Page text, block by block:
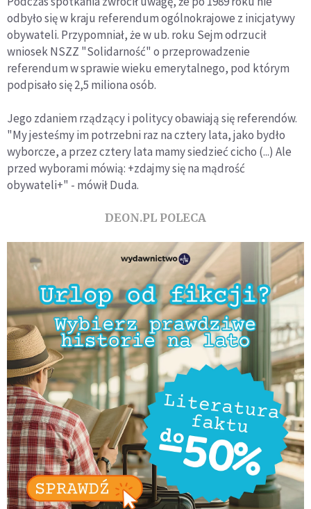
odbyło się w kraju referendum ogólnokrajowe z inicjatywy
obywateli. Przypomniał, że w ub. roku Sejm odrzucił
wniosek NSZZ "Solidarność" o przeprowadzenie
referendum w sprawie wieku emerytalnego, pod którym
podpisało się 2,5 miliona osób.
Jego zdaniem rządzący i politycy obawiają się referendów.
"My jesteśmy im potrzebni raz na cztery lata, jako bydło
wyborcze, a przez cztery lata mamy siedzieć cicho (...) Ale
przed wyborami mówią: +zdajmy się na mądrość
obywateli+" - mówił Duda.
DEON.PL POLECA